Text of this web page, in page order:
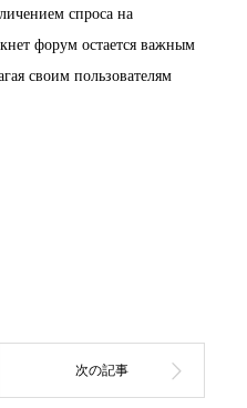
спроса на
форум остается важным
своим пользователям